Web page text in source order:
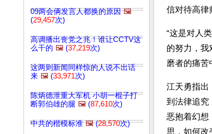
09两会俩发言人都换的原因 🖼️
(29,457次)
高调播出丧党之兆！谁让CCTV这
么干的 🖼️ (37,219次)
这两则新闻同样惊的人说不出话
来 🖼️ (33,971次)
陈炳德泄重大军机 小胡一棍子打
断郭伯雄的腿 🖼️ (87,610次)
中共的楷模标准 🖼️(28,570次)
信对待高律
“这是对人
的努力，我
磨者的痛苦
江天勇指出
到法律追究
恶抱着幻想
思，如何改